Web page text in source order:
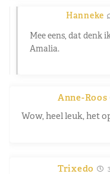
Hanneke
Mee eens, dat denk
Amalia.
Anne-Roos
Wow, heel leuk, het
Trixedo